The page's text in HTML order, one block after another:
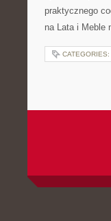
praktycznego
na Lata i Meble
CATEGORIES: